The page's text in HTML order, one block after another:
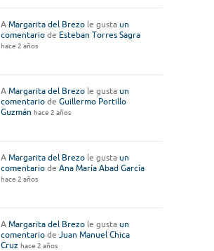
A Margarita del Brezo le gusta un
comentario de Esteban Torres Sagra
hace 2 años
A Margarita del Brezo le gusta un
comentario de Guillermo Portillo
Guzmán hace 2 años
A Margarita del Brezo le gusta un
comentario de Ana María Abad García
hace 2 años
A Margarita del Brezo le gusta un
comentario de Juan Manuel Chica
Cruz hace 2 años